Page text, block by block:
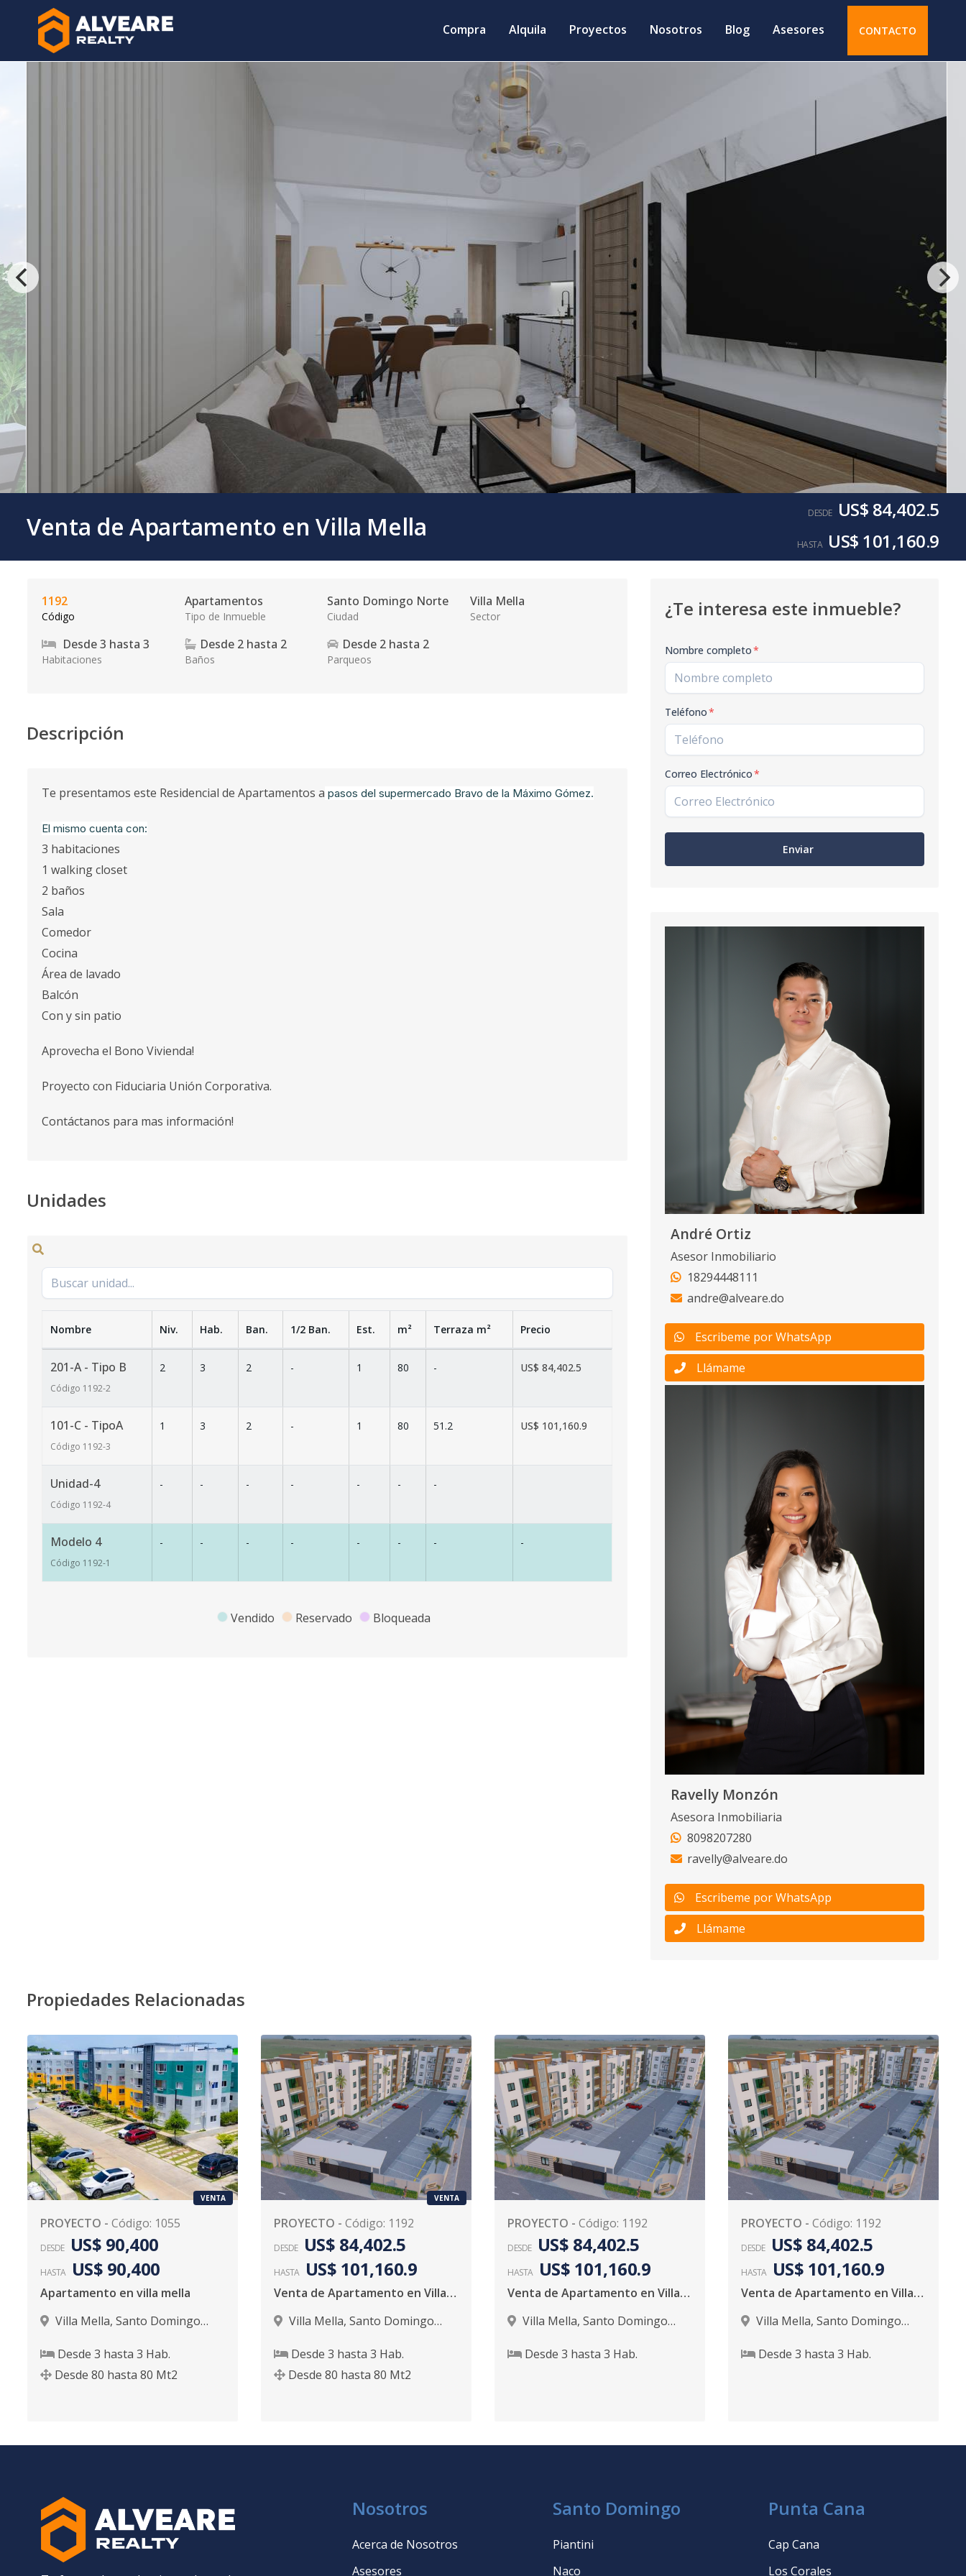
Compra Alquila Proyectos Nosotros Blog Asesores CONTACTO
Venta de Apartamento en Villa Mella DESDE US$ 84,402.5
HASTA US$ 101,160.9
1192
Código
Apartamentos
Tipo de Inmueble
Santo Domingo Norte
Ciudad
Villa Mella
Sector
Desde3 hasta 3
Habitaciones
Desde 2hasta 2
Baños
Desde 2 hasta 2
Parqueos
Descripción
Te presentamos este Residencial de Apartamentos a pasos del supermercado Bravo de la Máximo Gómez.
El mismo cuenta con:
3 habitaciones
1 walking closet
2 baños
Sala
Comedor
Cocina
Área de lavado
Balcón
Con y sin patio
Aprovecha el Bono Vivienda!
Proyecto con Fiduciaria Unión Corporativa.
Contáctanos para mas información!
Unidades
Nombre Niv. Hab. Ban. 1/2 Ban. Est. m² Terraza m² Precio
201-A - Tipo B
Código 1192-2
2 3 2 - 1 80 - US$ 84,402.5
101-C - TipoA
Código 1192-3
1 3 2 - 1 80 51.2 US$ 101,160.9
Unidad-4
Código 1192-4
- - - - - - -
Modelo 4
Código 1192-1
- - - - - - - -
Vendido Reservado Bloqueada
¿Te interesa este inmueble?
Nombre completo*
Teléfono*
Correo Electrónico*
Enviar
André Ortiz
Asesor Inmobiliario
18294448111
andre@alveare.do
Escribeme por WhatsApp
Llámame
Ravelly Monzón
Asesora Inmobiliaria
8098207280
ravelly@alveare.do
Escribeme por WhatsApp
Llámame
Propiedades Relacionadas
VENTA
PROYECTO - Código: 1055
DESDE US$ 90,400
HASTA US$ 90,400
Apartamento en villa mella
Villa Mella, Santo Domingo
Desde 3 hasta 3 Hab.
Desde 80 hasta 80 Mt2
VENTA
PROYECTO - Código: 1192
DESDE US$ 84,402.5
HASTA US$ 101,160.9
Venta de Apartamento en Villa Mella
Villa Mella, Santo Domingo
Desde 3 hasta 3 Hab.
Desde 80 hasta 80 Mt2
PROYECTO - Código: 1192
DESDE US$ 84,402.5
HASTA US$ 101,160.9
Venta de Apartamento en Villa Mella
Villa Mella, Santo Domingo
Desde 3 hasta 3 Hab.
PROYECTO - Código: 1192
DESDE US$ 84,402.5
HASTA US$ 101,160.9
Venta de Apartamento en Villa Mella
Villa Mella, Santo Domingo
Desde 3 hasta 3 Hab.
Nosotros
Acerca de Nosotros
Asesores
Santo Domingo
Piantini
Naco
Punta Cana
Cap Cana
Los Corales